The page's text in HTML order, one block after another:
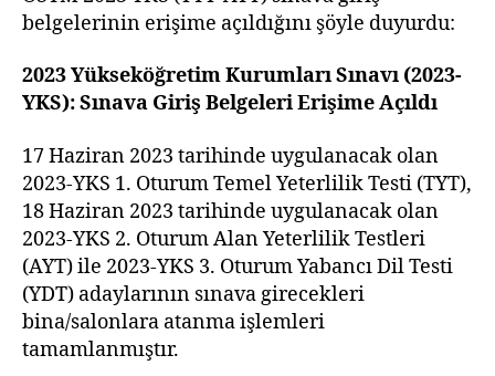
Açıldı
belgelerinin erişime açıldığını şöyle duyurdu:
2023 Yükseköğretim Kurumları Sınavı (2023-
YKS): Sınava Giriş Belgeleri Erişime Açıldı
17 Haziran 2023 tarihinde uygulanacak olan
2023-YKS 1. Oturum Temel Yeterlilik Testi (TYT),
18 Haziran 2023 tarihinde uygulanacak olan
2023-YKS 2. Oturum Alan Yeterlilik Testleri
(AYT) ile 2023-YKS 3. Oturum Yabancı Dil Testi
(YDT) adaylarının sınava girecekleri
bina/salonlara atanma işlemleri
tamamlanmıştır.